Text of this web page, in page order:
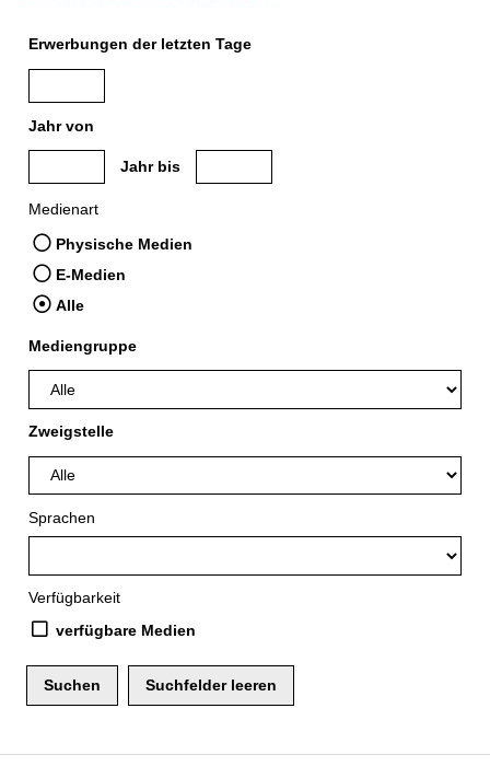
Erwerbungen der letzten Tage
Jahr von
Medien anzeigen, die nach dem Jahr veröffentlicht wurden
Jahr bis
Medienart
Physische Medien
E-Medien
Alle
Mediengruppe
Zweigstelle
Sprachen
Verfügbarkeit
verfügbare Medien